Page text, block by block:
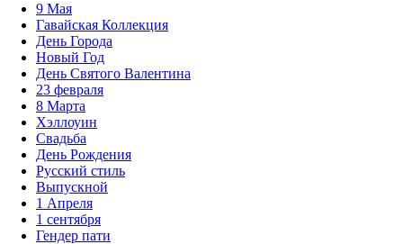
9 Мая
Гавайская Коллекция
День Города
Новый Год
День Святого Валентина
23 февраля
8 Марта
Хэллоуин
Свадьба
День Рождения
Русский стиль
Выпускной
1 Апреля
1 сентября
Гендер пати